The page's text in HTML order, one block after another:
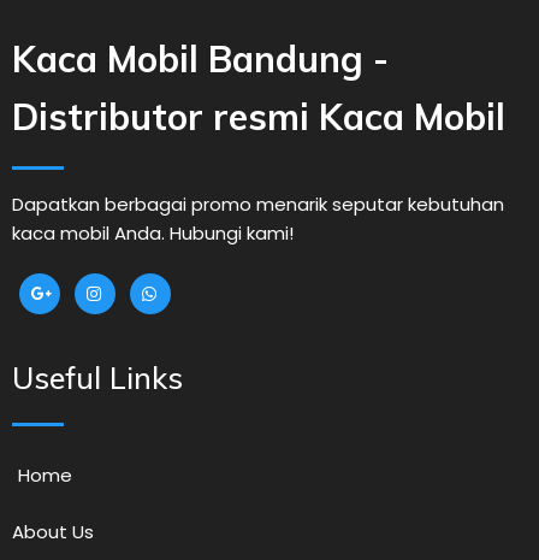
Kaca Mobil Bandung -
Distributor resmi Kaca Mobil
Dapatkan berbagai promo menarik seputar kebutuhan
kaca mobil Anda. Hubungi kami!
Useful Links
Home
About Us